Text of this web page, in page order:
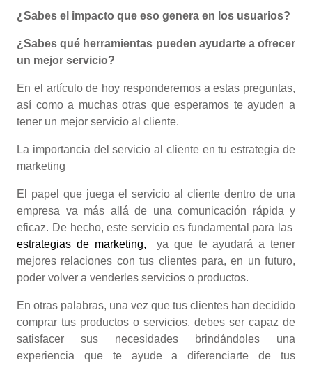
¿Sabes el impacto que eso genera en los usuarios?
¿Sabes qué herramientas pueden ayudarte a ofrecer
un mejor servicio?
En el artículo de hoy responderemos a estas preguntas,
así como a muchas otras que esperamos te ayuden a
tener un mejor servicio al cliente.
La importancia del servicio al cliente en tu estrategia de
marketing
El papel que juega el servicio al cliente dentro de una
empresa va más allá de una comunicación rápida y
eficaz. De hecho, este servicio es fundamental para las
estrategias de marketing, ya que te ayudará a tener
mejores relaciones con tus clientes para, en un futuro,
poder volver a venderles servicios o productos.
En otras palabras, una vez que tus clientes han decidido
comprar tus productos o servicios, debes ser capaz de
satisfacer sus necesidades brindándoles una
experiencia que te ayude a diferenciarte de tus